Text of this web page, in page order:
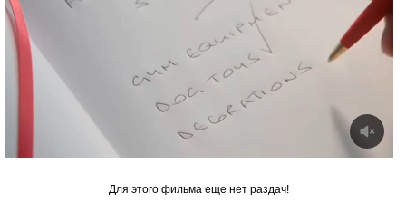
Для этого фильма еще нет раздач!